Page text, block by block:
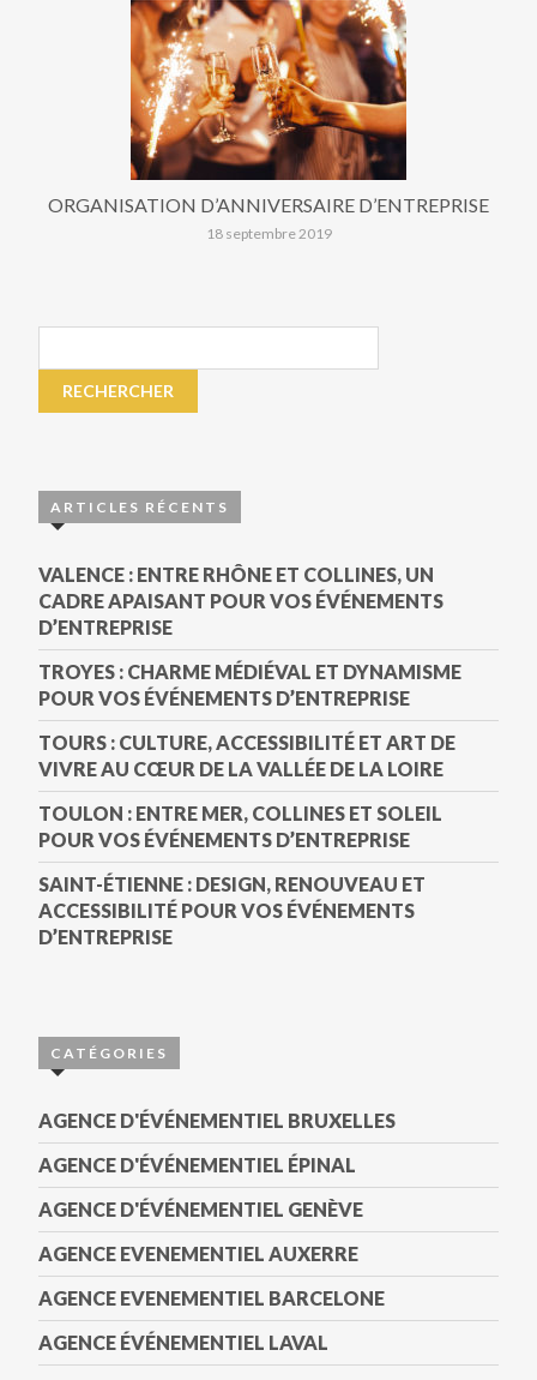
ORGANISATION D’ANNIVERSAIRE D’ENTREPRISE
18 septembre 2019
ARTICLES RÉCENTS
VALENCE : ENTRE RHÔNE ET COLLINES, UN
CADRE APAISANT POUR VOS ÉVÉNEMENTS
D’ENTREPRISE
TROYES : CHARME MÉDIÉVAL ET DYNAMISME
POUR VOS ÉVÉNEMENTS D’ENTREPRISE
TOURS : CULTURE, ACCESSIBILITÉ ET ART DE
VIVRE AU CŒUR DE LA VALLÉE DE LA LOIRE
TOULON : ENTRE MER, COLLINES ET SOLEIL
POUR VOS ÉVÉNEMENTS D’ENTREPRISE
SAINT-ÉTIENNE : DESIGN, RENOUVEAU ET
ACCESSIBILITÉ POUR VOS ÉVÉNEMENTS
D’ENTREPRISE
CATÉGORIES
AGENCE D'ÉVÉNEMENTIEL BRUXELLES
AGENCE D'ÉVÉNEMENTIEL ÉPINAL
AGENCE D'ÉVÉNEMENTIEL GENÈVE
AGENCE EVENEMENTIEL AUXERRE
AGENCE EVENEMENTIEL BARCELONE
AGENCE ÉVÉNEMENTIEL LAVAL